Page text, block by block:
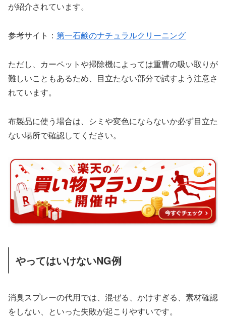
が紹介されています。
参考サイト： 第一石鹸のナチュラルクリーニング
ただし、カーペットや掃除機によっては重曹の吸い取りが
難しいこともあるため、目立たない部分で試すよう注意さ
れています。
布製品に使う場合は、シミや変色にならないか必ず目立た
ない場所で確認してください。
やってはいけないNG例
消臭スプレーの代用では、混ぜる、かけすぎる、素材確認
をしない、といった失敗が起こりやすいです。